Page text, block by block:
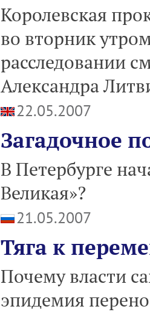
Королевская
во вторник
расследовании
Александра
22.05.2007
Загадочное
В Петербурге
Великая»?
21.05.2007
Тяга к
Почему власти
эпидемия